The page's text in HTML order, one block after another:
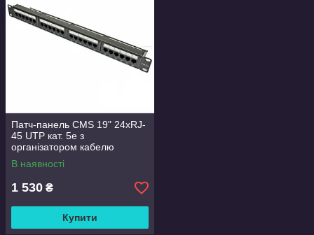
Патч-панель CMS 19" 24хRJ-
45 UTP кат. 5e з
організатором кабелю
В наявності
1 530 ₴
Купити